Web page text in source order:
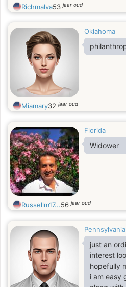
Richmalva53jaar oud
Oklahoma
Miamary32jaar oud
Florida
Widower
Russellm17...56jaar oud
Pennsylvania
just an
interest
hopefully
i am easy